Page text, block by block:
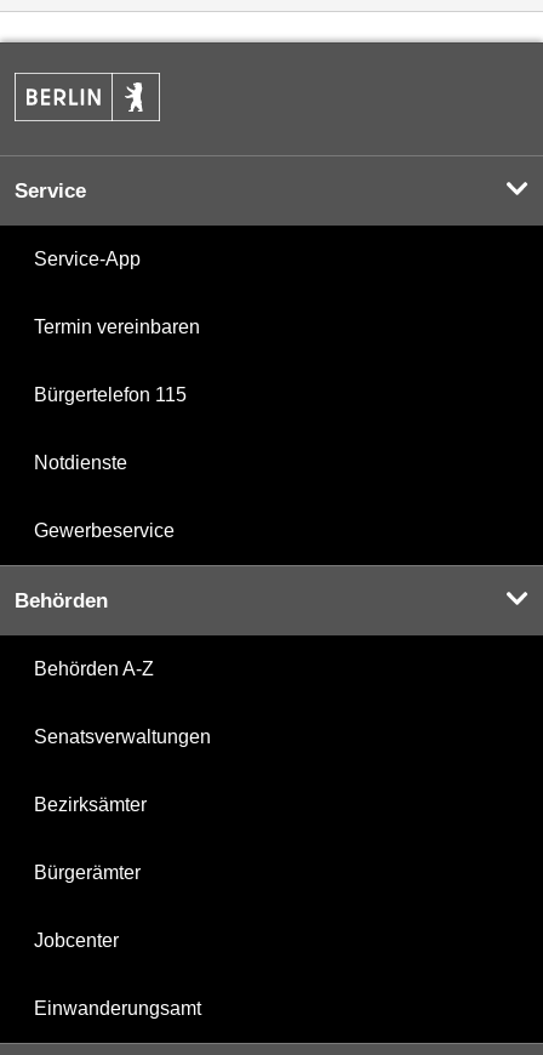
Service
Service-App
Termin vereinbaren
Bürgertelefon 115
Notdienste
Gewerbeservice
Behörden
Behörden A-Z
Senatsverwaltungen
Bezirksämter
Bürgerämter
Jobcenter
Einwanderungsamt